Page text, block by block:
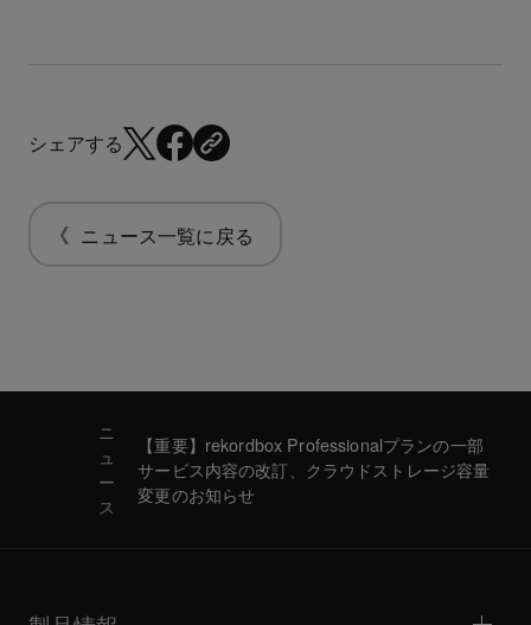
シェアする
ニュース一覧に戻る
ニ
ュ
ー
ス
【重要】rekordbox Professionalプランの一部
サービス内容の改訂、クラウドストレージ容量
変更のお知らせ